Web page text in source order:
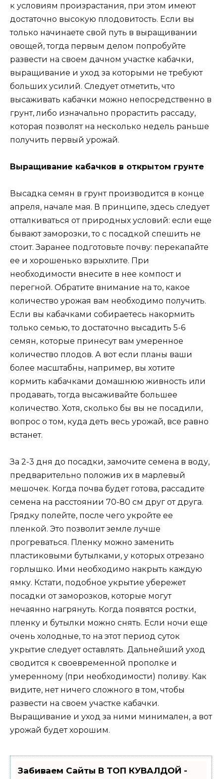
к условиям произрастания, при этом имеют
достаточно высокую плодовитость. Если вы
только начинаете свой путь в выращивании
овощей, тогда первым делом попробуйте
развести на своем дачном участке кабачки,
выращивание и уход за которыми не требуют
больших усилий. Следует отметить, что
высаживать кабачки можно непосредственно в
грунт, либо изначально прорастить рассаду,
которая позволят на несколько недель раньше
получить первый урожай.
Выращивание кабачков в открытом грунте
Высадка семян в грунт производится в конце
апреля, начале мая. В принципе, здесь следует
отталкиваться от природных условий: если еще
бывают заморозки, то с посадкой спешить не
стоит. Заранее подготовьте почву: перекапайте
ее и хорошенько взрыхлите. При
необходимости внесите в нее компост и
перегной. Обратите внимание на то, какое
количество урожая вам необходимо получить.
Если вы кабачками собираетесь накормить
только семью, то достаточно высадить 5-6
семян, которые принесут вам умеренное
количество плодов. А вот если планы ваши
более масштабны, например, вы хотите
кормить кабачками домашнюю живность или
продавать, тогда высаживайте большее
количество. Хотя, сколько бы вы не посадили,
вопрос о том, куда деть весь урожай, все равно
встанет.
За 2-3 дня до посадки, замочите семена в воду,
предварительно положив их в марлевый
мешочек. Когда почва будет готова, рассадите
семена на расстоянии 70-80 см друг от друга.
Грядку полейте, после чего укройте ее
пленкой. Это позволит земле лучше
прогреваться. Пленку можно заменить
пластиковыми бутылками, у которых отрезано
горлышко. Ими необходимо накрыть каждую
ямку. Кстати, подобное укрытие убережет
посадки от заморозков, которые могут
нечаянно нагрянуть. Когда появятся ростки,
пленку и бутылки можно снять. Если ночи еще
очень холодные, то на этот период суток
укрытие следует оставлять. Дальнейший уход
сводится к своевременной прополке и
умеренному (при необходимости) поливу. Как
видите, нет ничего сложного в том, чтобы
развести на своем участке кабачки.
Выращивание и уход за ними минимален, а вот
урожай будет хорошим.
Забиваем Сайты В ТОП КУВАЛДОЙ -